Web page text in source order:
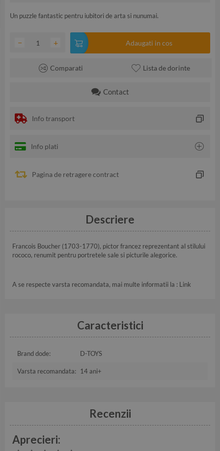
Un puzzle fantastic pentru iubitori de arta si nunumai.
+
− Adaugati in cos
Comparati Lista de dorinte
Contact
Info transport
Info plati
Pagina de retragere contract
Descriere
Francois Boucher (1703-1770), pictor francez reprezentant al stilului
rococo, renumit pentru portretele sale si picturile alegorice.
A se respecte varsta recomandata, mai multe informatii la : Link
Caracteristici
Brand dode: D-TOYS
Varsta recomandata: 14 ani+
Recenzii
Aprecieri: